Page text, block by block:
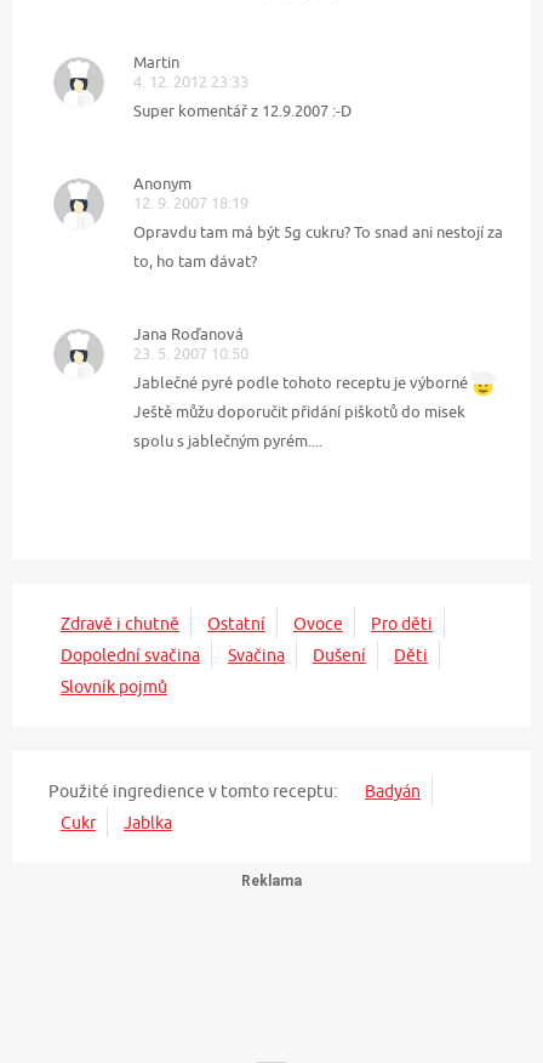
Martin
4. 12. 2012 23:33
Super komentář z 12.9.2007 :-D
Anonym
12. 9. 2007 18:19
Opravdu tam má být 5g cukru? To snad ani nestojí za
to, ho tam dávat?
Jana Roďanová
23. 5. 2007 10:50
Jablečné pyré podle tohoto receptu je výborné
Ještě můžu doporučit přidání piškotů do misek
spolu s jablečným pyrém....
Zdravě i chutně Ostatní Ovoce
Pro děti
Dopolední svačina
Svačina Dušení
Děti
Slovník pojmů
Použité ingredience v tomto receptu:
Badyán
Cukr
Jablka